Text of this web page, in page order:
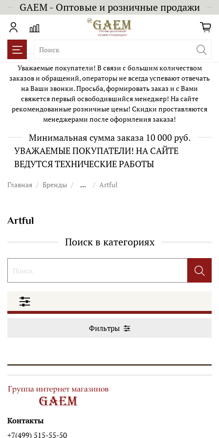
GAEM - Оптовые и розничные продажи
Уважаемые покупатели! В связи с большим количеством
заказов и обращений, операторы не всегда успевают отвечать
на Ваши звонки. Просьба, формировать заказ и с Вами
свяжется первый освободившийся менеджер! На сайте
рекомендованные розничные цены! Скидки проставляются
менеджерами после оформления заказа!
Минимальная сумма заказа 10 000 руб.
УВАЖАЕМЫЕ ПОКУПАТЕЛИ! НА САЙТЕ
ВЕДУТСЯ ТЕХНИЧЕСКИЕ РАБОТЫ
Главная Бренды ... Artful
Artful
Поиск в категориях
Фильтры
Контакты
+7(499) 515-55-50